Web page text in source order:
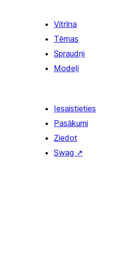
Vitrīna
Tēmas
Spraudņi
Modeļi
Iesaistieties
Pasākumi
Ziedot
Swag ↗